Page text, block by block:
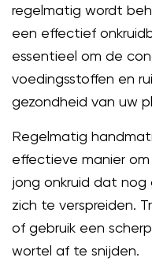
regelmatig wordt
een effectief
essentieel om de
voedingsstoffen en
gezondheid van uw
Regelmatig
effectieve manier
jong onkruid dat
zich te verspreiden.
of gebruik een
wortel af te snijden.